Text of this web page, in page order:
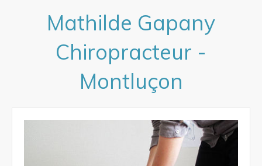
Mathilde Gapany
Chiropracteur -
Montluçon